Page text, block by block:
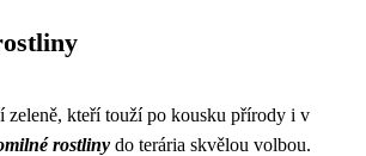
zeleně, kteří touží po kousku přírody i v
rostliny do terária skvělou volbou.